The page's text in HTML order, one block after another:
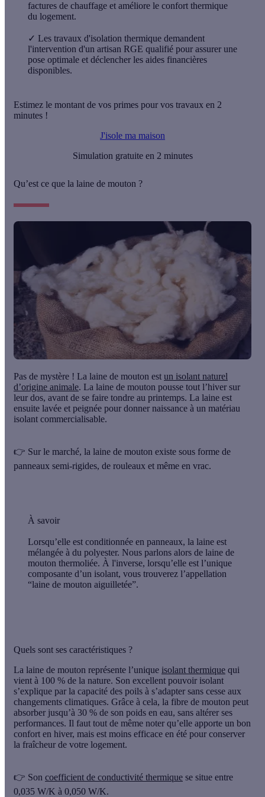
factures de chauffage et améliore le confort thermique
du logement.
✓ Les travaux d'isolation thermique demandent
l'intervention d'un artisan RGE qualifié pour assurer une
pose optimale et déclencher les aides financières
disponibles.
Estimez le montant de vos primes pour vos travaux en 2
minutes !
J'isole ma maison
Simulation gratuite en 2 minutes
Qu’est ce que la laine de mouton ?
Pas de mystère ! La laine de mouton est un isolant naturel
d’origine animale. La laine de mouton pousse tout l’hiver sur
leur dos, avant de se faire tondre au printemps. La laine est
ensuite lavée et peignée pour donner naissance à un matériau
isolant commercialisable.
👉 Sur le marché, la laine de mouton existe sous forme de
panneaux semi-rigides, de rouleaux et même en vrac.
À savoir
Lorsqu’elle est conditionnée en panneaux, la laine est
mélangée à du polyester. Nous parlons alors de laine de
mouton thermoliée. À l'inverse, lorsqu’elle est l’unique
composante d’un isolant, vous trouverez l’appellation
“laine de mouton aiguilletée”.
Quels sont ses caractéristiques ?
La laine de mouton représente l’unique isolant thermique qui
vient à 100 % de la nature. Son excellent pouvoir isolant
s’explique par la capacité des poils à s’adapter sans cesse aux
changements climatiques. Grâce à cela, la fibre de mouton peut
absorber jusqu’à 30 % de son poids en eau, sans altérer ses
performances. Il faut tout de même noter qu’elle apporte un bon
confort en hiver, mais est moins efficace en été pour conserver
la fraîcheur de votre logement.
👉 Son coefficient de conductivité thermique se situe entre
0,035 W/K à 0,050 W/K.